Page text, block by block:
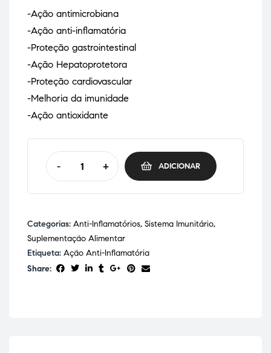
-Ação antimicrobiana
-Ação anti-inflamatória
-Proteção gastrointestinal
-Ação Hepatoprotetora
-Proteção cardiovascular
-Melhoria da imunidade
-Ação antioxidante
- + ADICIONAR
Categorias: Anti-Inflamatórios, Sistema Imunitário,
Suplementação Alimentar
Etiqueta: Ação Anti-Inflamatória
Share: